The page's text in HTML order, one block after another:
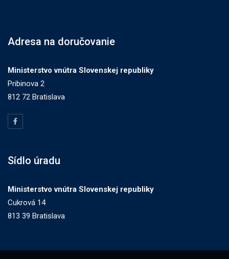
Adresa na doručovanie
Ministerstvo vnútra Slovenskej republiky
Pribinova 2
812 72 Bratislava
Sídlo úradu
Ministerstvo vnútra Slovenskej republiky
Cukrová 14
813 39 Bratislava